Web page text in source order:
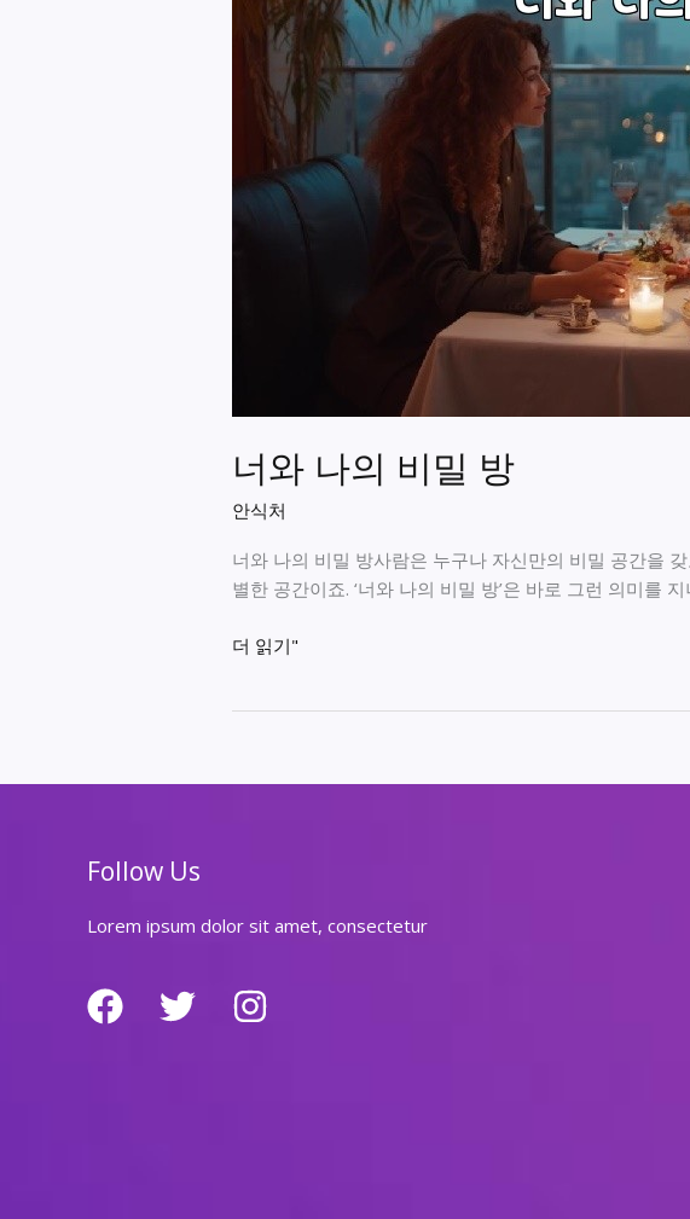
너와 나의 비밀 방
안식처
너와 나의 비밀 방사람은 누구나 자신만의 비밀 공간을
별한 공간이죠. ‘너와 나의 비밀 방’은 바로 그런 의미를 지
너
밀
더 읽기"
Follow Us
Lorem ipsum dolor sit amet, consectetur